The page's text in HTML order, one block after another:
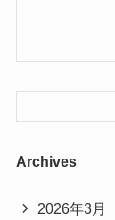
Archives
2026年3月